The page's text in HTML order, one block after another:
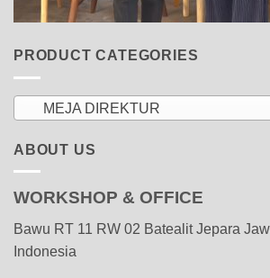
PRODUCT CATEGORIES
MEJA DIREKTUR
ABOUT US
WORKSHOP & OFFICE
Bawu RT 11 RW 02 Batealit Jepara
Indonesia